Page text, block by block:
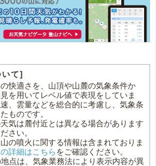
て]
快適さを、山頂や山麓の気象条件か
を用いてレベル値で表現をしていま
、雲量などを総合的に考慮し、気象条
ものです。
気は麓付近とは異なる場合があります
さい。
の噴火に関する情報は含まれておりま
詳細はこちら をご確認ください。
点は、気象業務法により表示内容が異